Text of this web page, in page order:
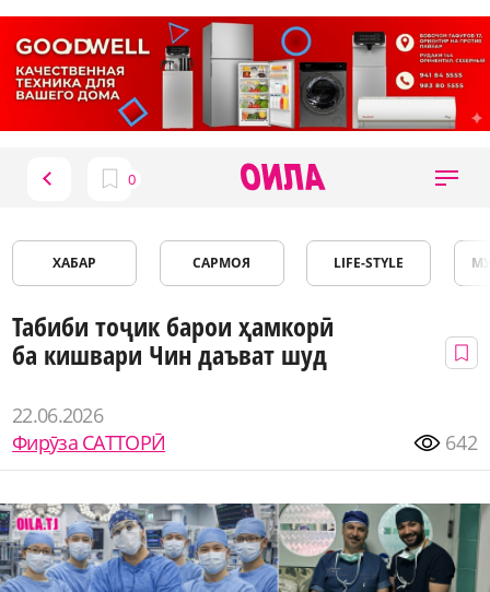
ХАБАР САРМОЯ LIFE-STYLE
Табиби тоҷик барои ҳамкорӣ
ба кишвари Чин даъват шуд
22.06.2026
Фирӯза САТТОРӢ
642